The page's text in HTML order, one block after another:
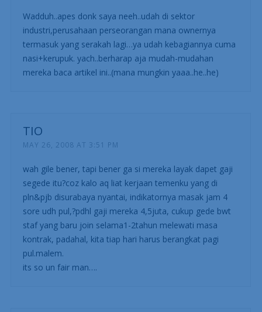
Wadduh..apes donk saya neeh..udah di sektor
industri,perusahaan perseorangan mana ownernya
termasuk yang serakah lagi…ya udah kebagiannya cuma
nasi+kerupuk. yach..berharap aja mudah-mudahan
mereka baca artikel ini..(mana mungkin yaaa..he..he)
TIO
MAY 26, 2008 AT 3:51 PM
wah gile bener, tapi bener ga si mereka layak dapet gaji
segede itu?coz kalo aq liat kerjaan temenku yang di
pln&pjb disurabaya nyantai, indikatornya masak jam 4
sore udh pul,?pdhl gaji mereka 4,5juta, cukup gede bwt
staf yang baru join selama1-2tahun melewati masa
kontrak, padahal, kita tiap hari harus berangkat pagi
pul.malem.
its so un fair man….